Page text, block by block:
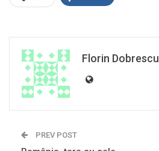
Florin Dobrescu
PREV POST